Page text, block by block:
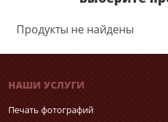
Продукты не найдены
НАШИ УСЛУГИ
Печать фотографий